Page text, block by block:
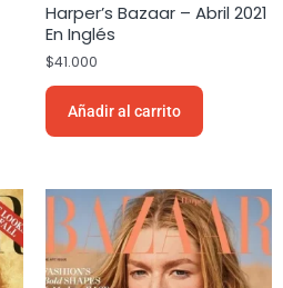
Harper’s Bazaar – Abril 2021
En Inglés
$41.000
Añadir al carrito